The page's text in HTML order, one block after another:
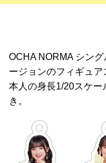
OCHA NORMA シン
ージョンのフィギュア
本人の身長1/20スケ
き。